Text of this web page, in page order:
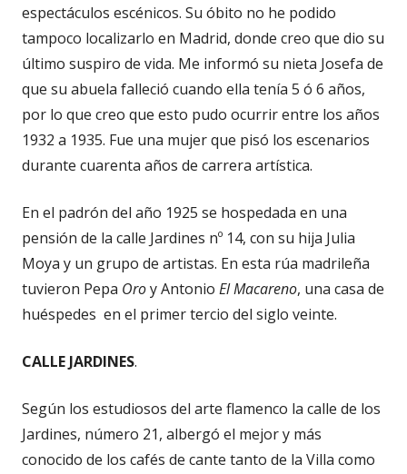
espectáculos escénicos. Su óbito no he podido
tampoco localizarlo en Madrid, donde creo que dio su
último suspiro de vida. Me informó su nieta Josefa de
que su abuela falleció cuando ella tenía 5 ó 6 años,
por lo que creo que esto pudo ocurrir entre los años
1932 a 1935. Fue una mujer que pisó los escenarios
durante cuarenta años de carrera artística.
En el padrón del año 1925 se hospedada en una
pensión de la calle Jardines nº 14, con su hija Julia
Moya y un grupo de artistas. En esta rúa madrileña
tuvieron Pepa Oroy Antonio El Macareno, una casa de
huéspedes en el primer tercio del siglo veinte.
CALLE JARDINES.
Según los estudiosos del arte flamenco la calle de los
Jardines, número 21, albergó el mejor y más
conocido de los cafés de cante tanto de la Villa como